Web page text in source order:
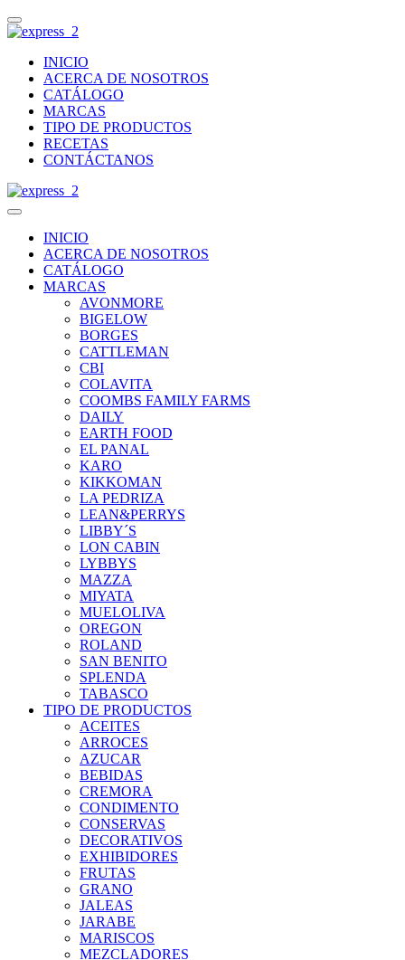
INICIO
ACERCA DE NOSOTROS
CATÁLOGO
MARCAS
TIPO DE PRODUCTOS
RECETAS
CONTÁCTANOS
INICIO
ACERCA DE NOSOTROS
CATÁLOGO
MARCAS
AVONMORE
BIGELOW
BORGES
CATTLEMAN
CBI
COLAVITA
COOMBS FAMILY FARMS
DAILY
EARTH FOOD
EL PANAL
KARO
KIKKOMAN
LA PEDRIZA
LEAN&PERRYS
LIBBY´S
LON CABIN
LYBBYS
MAZZA
MIYATA
MUELOLIVA
OREGON
ROLAND
SAN BENITO
SPLENDA
TABASCO
TIPO DE PRODUCTOS
ACEITES
ARROCES
AZUCAR
BEBIDAS
CREMORA
CONDIMENTO
CONSERVAS
DECORATIVOS
EXHIBIDORES
FRUTAS
GRANO
JALEAS
JARABE
MARISCOS
MEZCLADORES